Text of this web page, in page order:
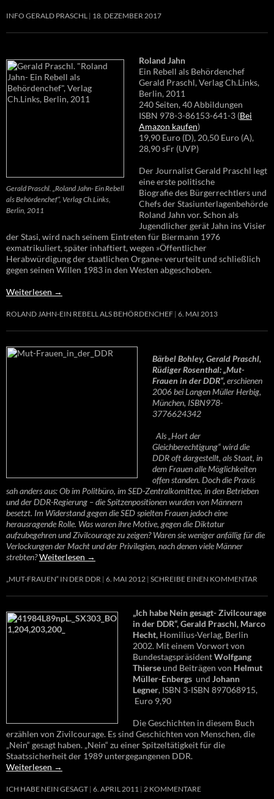
INFO GERALD PRASCHL 18. DEZEMBER 2017
Gerald Praschl. „Roland Jahn- Ein Rebell
als Behördenchef“, Verlag Ch.Links,
Berlin, 2011
Roland Jahn
Ein Rebell als Behördenchef
Gerald Praschl, Verlag Ch.Links,
Berlin, 2011
240 Seiten, 40 Abbildungen
ISBN 978-3-86153-641-3 (Bei
Amazon kaufen)
19,90 Euro (D), 20,50 Euro (A),
28,90 sFr (UVP)
Der Journalist Gerald Praschl legt
eine erste politische
Biografie des Bürgerrechtlers und
Chefs der Stasiunterlagenbehörde
Roland Jahn vor. Schon als
Jugendlicher gerät Jahn ins Visier
der Stasi, wird nach seinem Eintreten für Biermann 1976
exmatrikuliert, später inhaftiert, wegen »Öffentlicher
Herabwürdigung der staatlichen Organe« verurteilt und schließlich
gegen seinen Willen 1983 in den Westen abgeschoben.
Weiterlesen →
ROLAND JAHN-EIN REBELL ALS BEHÖRDENCHEF 6. MAI 2013
Bärbel Bohley, Gerald Praschl,
Rüdiger Rosenthal: „Mut-
Frauen in der DDR“,erschienen
2006 bei Langen Müller Herbig,
München, ISBN978-
3776624342
Als „Hort der
Gleichberechtigung“ wird die
DDR oft dargestellt, als Staat, in
dem Frauen alle Möglichkeiten
offen standen. Doch die Praxis
sah anders aus: Ob im Politbüro, im SED-Zentralkomittee, in den Betrieben
und der DDR-Regierung – die Spitzenpositionen wurden von Männern
besetzt. Im Widerstand gegen die SED spielten Frauen jedoch eine
herausragende Rolle. Was waren ihre Motive, gegen die Diktatur
aufzubegehren und Zivilcourage zu zeigen? Waren sie weniger anfällig für die
Verlockungen der Macht und der Privilegien, nach denen viele Männer
strebten?Weiterlesen →
„MUT-FRAUEN“ IN DER DDR 6. MAI 2012 SCHREIBE EINEN KOMMENTAR
„Ich habe Nein gesagt- Zivilcourage
in der DDR“, Gerald Praschl, Marco
Hecht, Homilius-Verlag, Berlin
2002. Mit einem Vorwort von
BundestagspräsidentWolfgang
Thierseund Beiträgen von Helmut
Müller-Enbergs und Johann
Legner, ISBN 3-ISBN 897068915,
Euro 9,90
Die Geschichten in diesem Buch
erzählen von Zivilcourage. Es sind Geschichten von Menschen, die
„Nein“ gesagt haben. „Nein“ zu einer Spitzeltätigkeit für die
Staatssicherheit der 1989 untergegangenen DDR.
Weiterlesen →
ICH HABE NEIN GESAGT 6. APRIL 2011 2 KOMMENTARE